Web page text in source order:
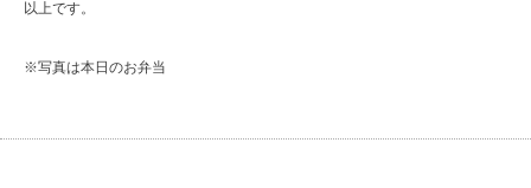
以上です。
※写真は本日のお弁当